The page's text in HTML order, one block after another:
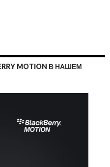
MOTION В НАШЕМ